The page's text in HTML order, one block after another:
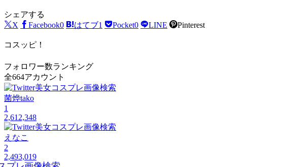
シェアする
X
Facebook0 はてブ1 Pocket0 LINE Pinterest
コスッピ！
フォロワー数ランキング
全664アカウント
菌烨tako
1
2,612,348
えなこ
2
2,493,019